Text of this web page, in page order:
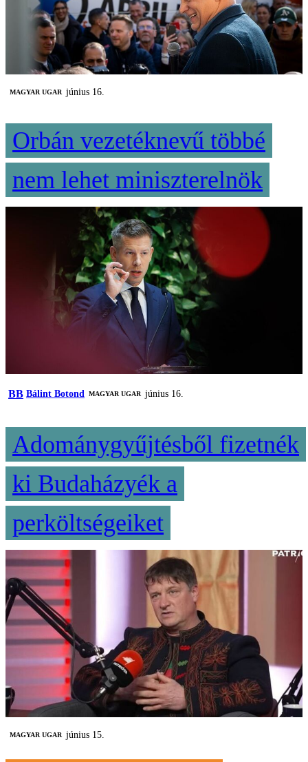
MAGYAR UGAR június 16.
Orbán vezetéknevű többé
nem lehet miniszterelnök
BB Bálint Botond MAGYAR UGAR június 16.
Adománygyűjtésből fizetnék
ki Budaházyék a
perköltségeiket
MAGYAR UGAR június 15.